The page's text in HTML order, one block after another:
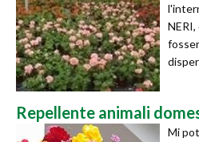
NERI,
Repellente animali
Mi